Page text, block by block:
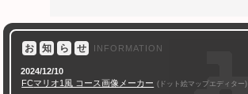
お 知 ら せ INFORMATION
2024/12/10
FCマリオ1風 コース画像メーカー (ドット絵マップエディター)